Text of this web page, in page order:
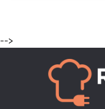
-->